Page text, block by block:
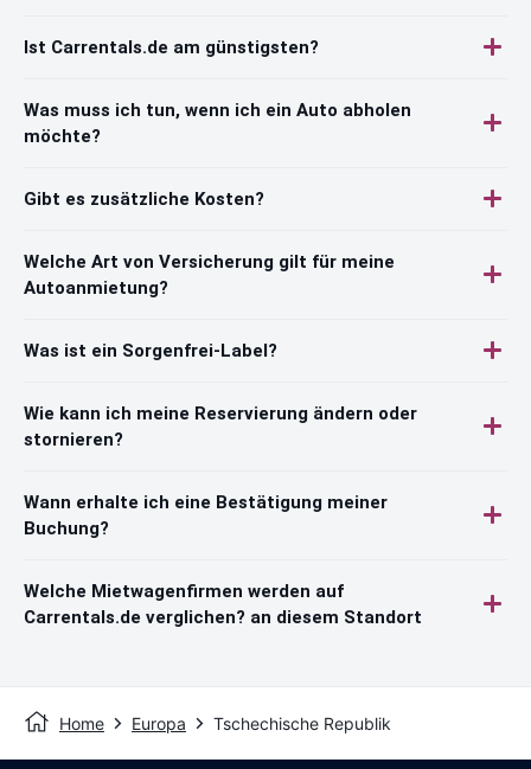
Ist Carrentals.de am günstigsten?
Was muss ich tun, wenn ich ein Auto abholen
möchte?
Gibt es zusätzliche Kosten?
Welche Art von Versicherung gilt für meine
Autoanmietung?
Was ist ein Sorgenfrei-Label?
Wie kann ich meine Reservierung ändern oder
stornieren?
Wann erhalte ich eine Bestätigung meiner
Buchung?
Welche Mietwagenfirmen werden auf
Carrentals.de verglichen? an diesem Standort
Home Europa Tschechische Republik